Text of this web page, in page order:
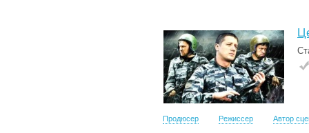
Продюсер Режиссер Автор